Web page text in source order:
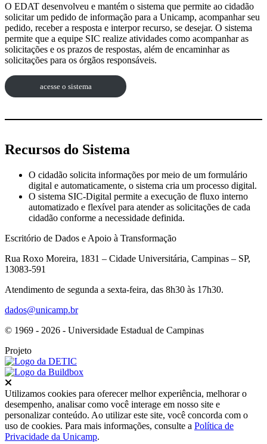
O EDAT desenvolveu e mantém o sistema que permite ao cidadão
solicitar um pedido de informação para a Unicamp, acompanhar seu
pedido, receber a resposta e interpor recurso, se desejar. O sistema
permite que a equipe SIC realize atividades como acompanhar as
solicitações e os prazos de respostas, além de encaminhar as
solicitações para os órgãos responsáveis.
acesse o sistema
Recursos do Sistema
O cidadão solicita informações por meio de um formulário
digital e automaticamente, o sistema cria um processo digital.
O sistema SIC-Digital permite a execução de fluxo interno
automatizado e flexível para atender as solicitações de cada
cidadão conforme a necessidade definida.
Escritório de Dados e Apoio à Transformação
Rua Roxo Moreira, 1831 – Cidade Universitária, Campinas – SP,
13083-591
Atendimento de segunda a sexta-feira, das 8h30 às 17h30.
dados@unicamp.br
© 1969 - 2026 - Universidade Estadual de Campinas
Projeto
Utilizamos cookies para oferecer melhor experiência, melhorar o
desempenho, analisar como você interage em nosso site e
personalizar conteúdo. Ao utilizar este site, você concorda com o
uso de cookies. Para mais informações, consulte a Política de
Privacidade da Unicamp.